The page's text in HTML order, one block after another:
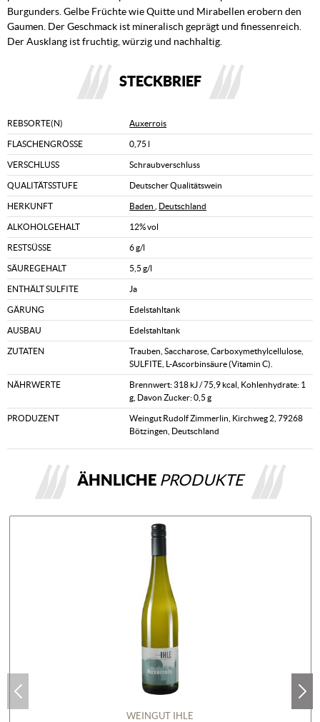
Burgunders. Gelbe Früchte wie Quitte und Mirabellen erobern den
Gaumen. Der Geschmack ist mineralisch geprägt und finessenreich.
Der Ausklang ist fruchtig, würzig und nachhaltig.
STECKBRIEF
REBSORTE(N) Auxerrois
FLASCHENGRÖSSE 0,75 l
VERSCHLUSS Schraubverschluss
QUALITÄTSSTUFE Deutscher Qualitätswein
HERKUNFT Baden Deutschland
ALKOHOLGEHALT 12% vol
RESTSÜSSE 6 g/l
SÄUREGEHALT 5,5 g/l
ENTHÄLT SULFITE Ja
GÄRUNG Edelstahltank
AUSBAU Edelstahltank
ZUTATEN
Trauben, Saccharose, Carboxymethylcellulose,
SULFITE, L-Ascorbinsäure (Vitamin C).
NÄHRWERTE
Brennwert: 318 kJ / 75,9 kcal, Kohlenhydrate: 1
g, Davon Zucker: 0,5 g
PRODUZENT
Weingut Rudolf Zimmerlin, Kirchweg 2, 79268
Bötzingen, Deutschland
ÄHNLICHE PRODUKTE
WEINGUT IHLE